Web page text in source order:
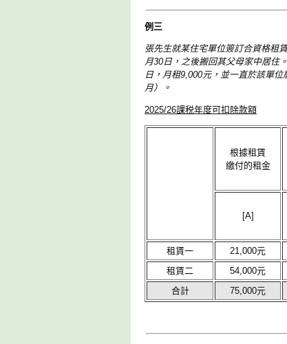
例三
張先生就某住宅單位簽訂合資格租
月30日，之後搬回其父母家中居住
日，月租9,000元，並一直於該單
月）。
2025/26課税年度可扣除款額
根據租賃
繳付的租金
[A]
租賃一 21,000元
租賃二
54,000元
合計
75,000元